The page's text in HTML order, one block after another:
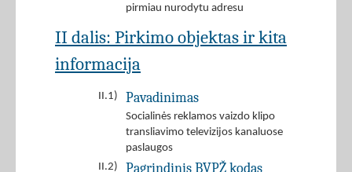
pirmiau nurodytu adresu
II dalis: Pirkimo objektas ir kita
informacija
II.1) Pavadinimas
Socialinės reklamos vaizdo klipo
transliavimo televizijos kanaluose
paslaugos
II.2)
Pagrindinis BVPŽ kodas